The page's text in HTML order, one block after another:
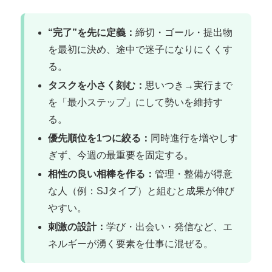
“完了”を先に定義：締切・ゴール・提出物
を最初に決め、途中で迷子になりにくくす
る。
タスクを小さく刻む： 思いつき→実行まで
を「最小ステップ」にして勢いを維持す
る。
優先順位を1つに絞る： 同時進行を増やしす
ぎず、今週の最重要を固定する。
相性の良い相棒を作る：管理・整備が得意
な人（例：SJタイプ）と組むと成果が伸び
やすい。
刺激の設計：学び・出会い・発信など、エ
ネルギーが湧く要素を仕事に混ぜる。